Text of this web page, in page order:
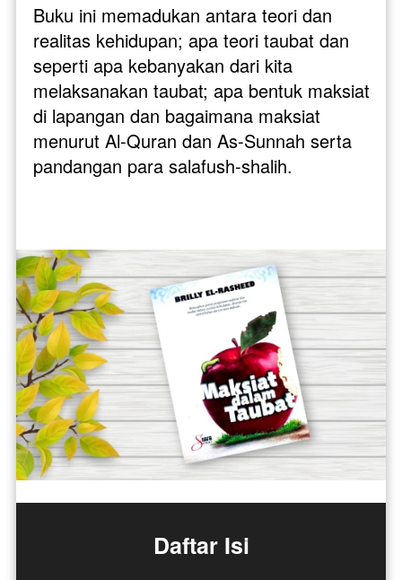
Buku ini memadukan antara teori dan
realitas kehidupan; apa teori taubat dan
seperti apa kebanyakan dari kita
melaksanakan taubat; apa bentuk maksiat
di lapangan dan bagaimana maksiat
menurut Al-Quran dan As-Sunnah serta
pandangan para salafush-shalih.
Daftar Isi